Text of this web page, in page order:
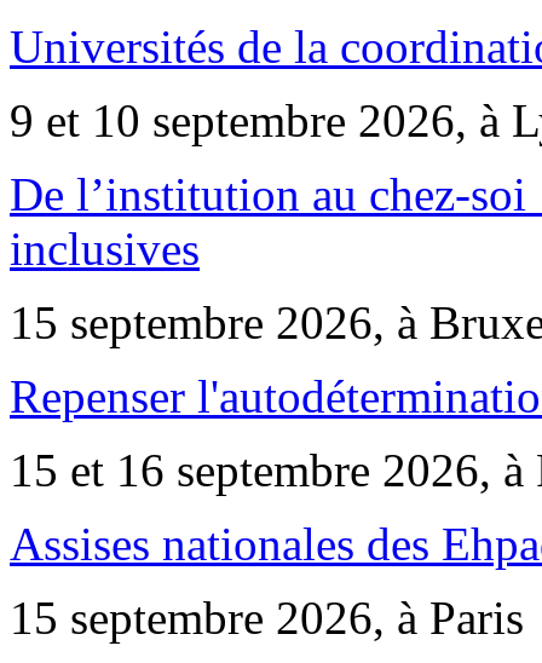
Universités de la
9 et 10 septembre 2026, à
De l’institution au chez-
inclusives
15 septembre 2026, à
Repenser
15 et 16 septembre 2026, à
Assises nationales des
15 septembre 2026, à Paris